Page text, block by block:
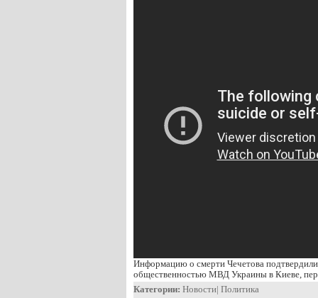
Информацию о смерти Чечетова подтвердили
общественностью МВД Украины в Киеве,
Категории: Новости| Политика